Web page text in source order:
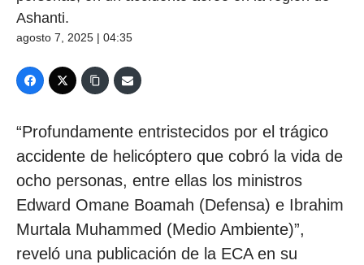
Ashanti.
agosto 7, 2025 | 04:35
“Profundamente entristecidos por el trágico
accidente de helicóptero que cobró la vida de
ocho personas, entre ellas los ministros
Edward Omane Boamah (Defensa) e Ibrahim
Murtala Muhammed (Medio Ambiente)”,
reveló una publicación de la ECA en su